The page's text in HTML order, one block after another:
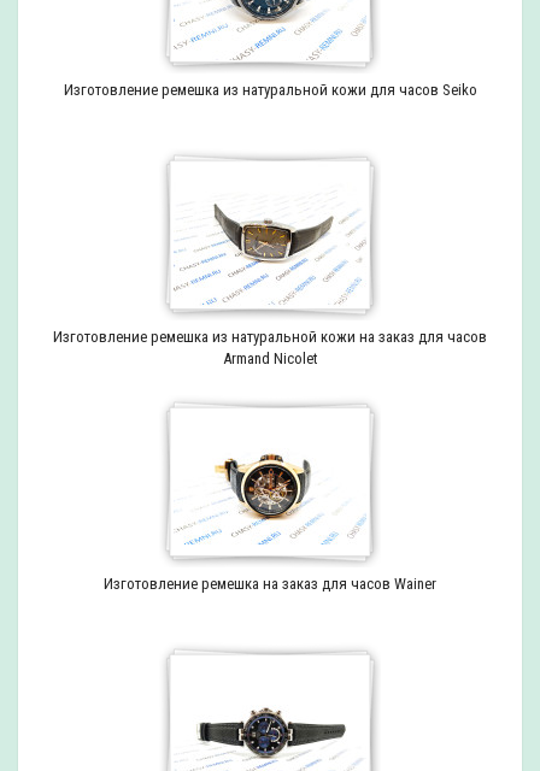
Изготовление ремешка из натуральной кожи для часов Seiko
Изготовление ремешка из натуральной кожи на заказ для часов
Armand Nicolet
Изготовление ремешка на заказ для часов Wainer